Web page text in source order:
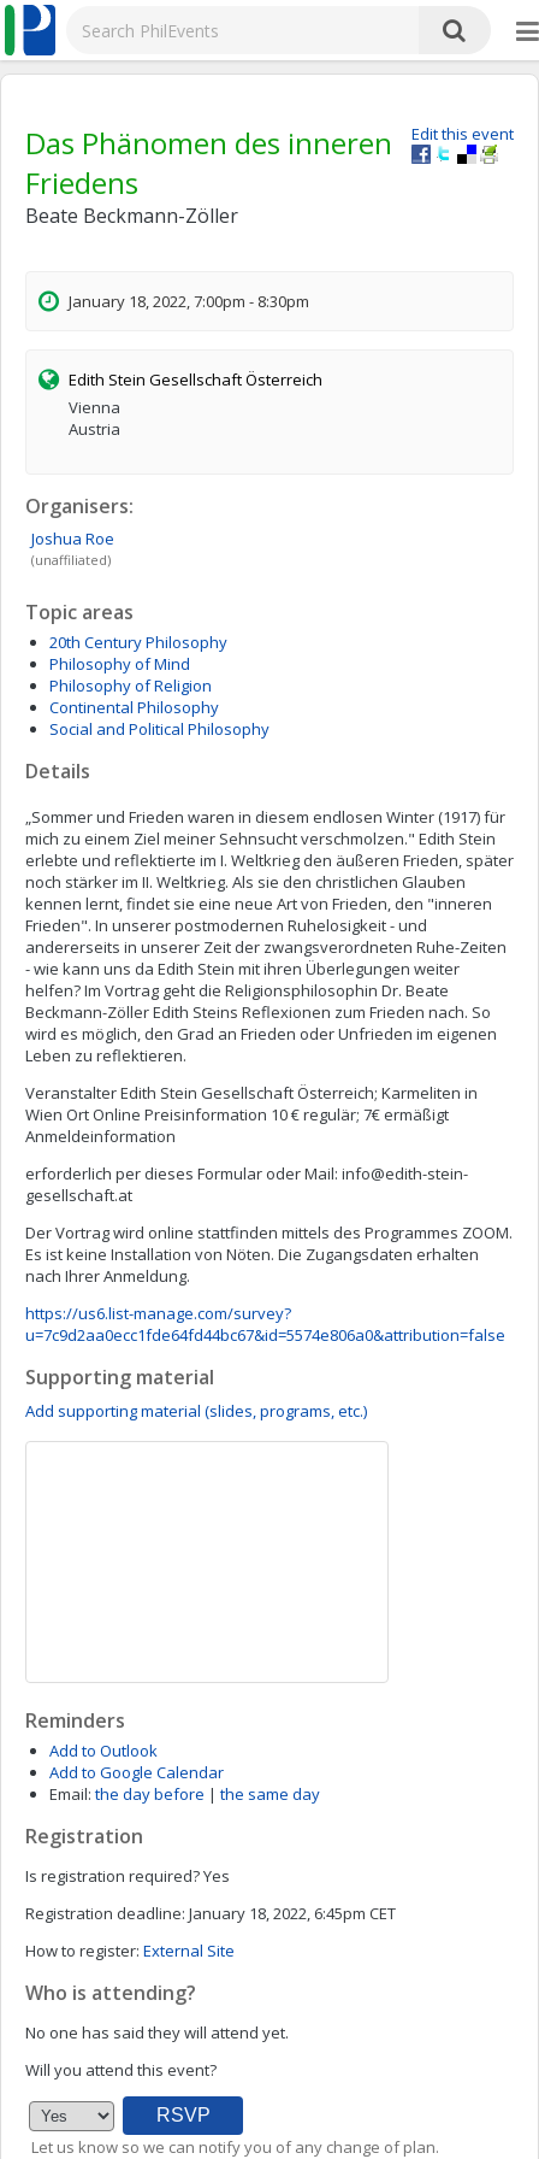
Edit this event
Das Phänomen des inneren
Friedens
Beate Beckmann-Zöller
January 18, 2022, 7:00pm - 8:30pm
Edith Stein Gesellschaft Österreich
Vienna
Austria
Organisers:
Joshua Roe
(unaffiliated)
Topic areas
20th Century Philosophy
Philosophy of Mind
Philosophy of Religion
Continental Philosophy
Social and Political Philosophy
Details
„Sommer und Frieden waren in diesem endlosen Winter (1917) für
mich zu einem Ziel meiner Sehnsucht verschmolzen." Edith Stein
erlebte und reflektierte im I. Weltkrieg den äußeren Frieden, später
noch stärker im II. Weltkrieg. Als sie den christlichen Glauben
kennen lernt, findet sie eine neue Art von Frieden, den "inneren
Frieden". In unserer postmodernen Ruhelosigkeit - und
andererseits in unserer Zeit der zwangsverordneten Ruhe-Zeiten
- wie kann uns da Edith Stein mit ihren Überlegungen weiter
helfen? Im Vortrag geht die Religionsphilosophin Dr. Beate
Beckmann-Zöller Edith Steins Reflexionen zum Frieden nach. So
wird es möglich, den Grad an Frieden oder Unfrieden im eigenen
Leben zu reflektieren.
Veranstalter Edith Stein Gesellschaft Österreich; Karmeliten in
Wien Ort Online Preisinformation 10 € regulär; 7€ ermäßigt
Anmeldeinformation
erforderlich per dieses Formular oder Mail: info@edith-stein-
gesellschaft.at
Der Vortrag wird online stattfinden mittels des Programmes ZOOM.
Es ist keine Installation von Nöten. Die Zugangsdaten erhalten
nach Ihrer Anmeldung.
https://us6.list-manage.com/survey?
u=7c9d2aa0ecc1fde64fd44bc67&id=5574e806a0&attribution=false
Supporting material
Add supporting material (slides, programs, etc.)
Reminders
Add to Outlook
Add to Google Calendar
Email: the day before | the same day
Registration
Is registration required?Yes
Registration deadline: January 18, 2022, 6:45pm CET
How to register: External Site
Who is attending?
No one has said they will attend yet.
Will you attend this event?
Let us know so we can notify you of any change of plan.